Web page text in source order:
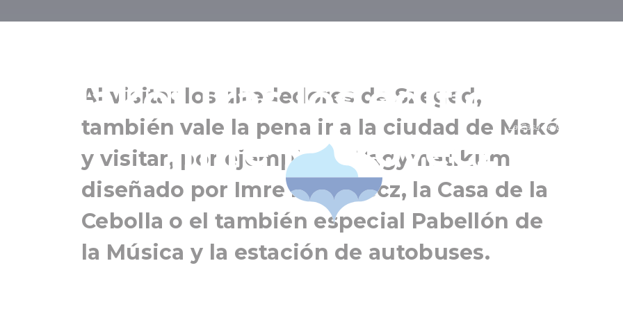
Makó: Tras los edificios de
Imre Makovecz
La Casa de la Cebolla
Al visitar los alrededores de Szeged,
también vale la pena ir a la ciudad de Makó
y visitar, por ejemplo, el Hagymatikum
diseñado por Imre Makovecz, la Casa de la
Cebolla o el también especial Pabellón de
la Música y la estación de autobuses.